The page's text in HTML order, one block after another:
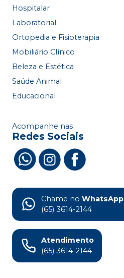
Hospitalar
Laboratorial
Ortopedia e Fisioterapia
Mobiliário Clínico
Beleza e Estética
Saúde Animal
Educacional
Acompanhe nas
Redes Sociais
Chame no WhatsApp
(65) 3614-2144
Atendimento
(65) 3614-2144